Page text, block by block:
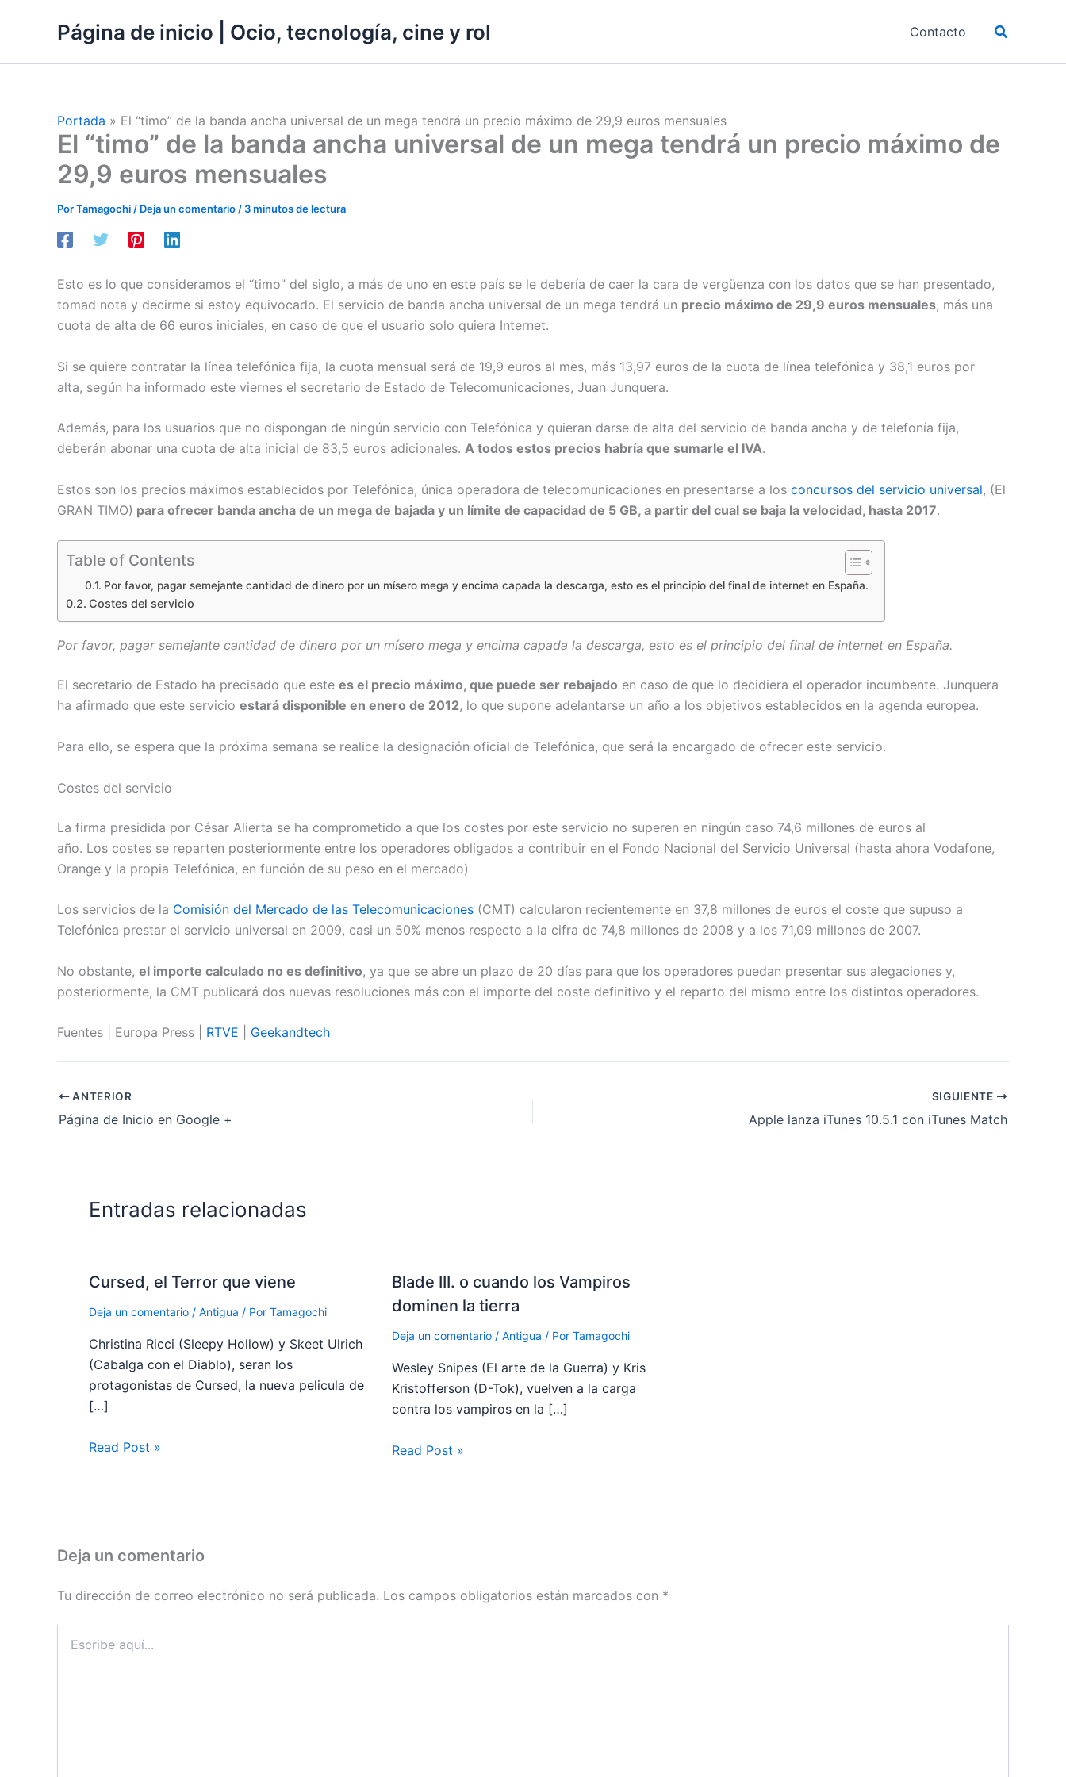
Página de inicio | Ocio, tecnología, cine y rol Contacto Buscar
Portada » El “timo” de la banda ancha universal de un mega tendrá un precio máximo de 29,9 euros mensuales
El “timo” de la banda ancha universal de un mega tendrá un precio máximo de
29,9 euros mensuales
PorTamagochi / Deja un comentario / 3 minutos de lectura
Esto es lo que consideramos el “timo” del siglo, a más de uno en este país se le debería de caer la cara de vergüenza con los datos que se han presentado,
tomad nota y decirme si estoy equivocado. El servicio de banda ancha universal de un mega tendrá un precio máximo de 29,9 euros mensuales, más una
cuota de alta de 66 euros iniciales, en caso de que el usuario solo quiera Internet.
Si se quiere contratar la línea telefónica fija, la cuota mensual será de 19,9 euros al mes, más 13,97 euros de la cuota de línea telefónica y 38,1 euros por
alta, según ha informado este viernes el secretario de Estado de Telecomunicaciones, Juan Junquera.
Además, para los usuarios que no dispongan de ningún servicio con Telefónica y quieran darse de alta del servicio de banda ancha y de telefonía fija,
deberán abonar una cuota de alta inicial de 83,5 euros adicionales. A todos estos precios habría que sumarle el IVA.
Estos son los precios máximos establecidos por Telefónica, única operadora de telecomunicaciones en presentarse a los concursos del servicio universal, (El
GRAN TIMO) para ofrecer banda ancha de un mega de bajada y un límite de capacidad de 5 GB, a partir del cual se baja la velocidad, hasta 2017.
Table of Contents
Por favor, pagar semejante cantidad de dinero por un mísero mega y encima capada la descarga, esto es el principio del final de internet en España.
Costes del servicio
Por favor, pagar semejante cantidad de dinero por un mísero mega y encima capada la descarga, esto es el principio del final de internet en España.
El secretario de Estado ha precisado que este es el precio máximo, que puede ser rebajado en caso de que lo decidiera el operador incumbente. Junquera
ha afirmado que este servicio estará disponible en enero de 2012, lo que supone adelantarse un año a los objetivos establecidos en la agenda europea.
Para ello, se espera que la próxima semana se realice la designación oficial de Telefónica, que será la encargado de ofrecer este servicio.
Costes del servicio
La firma presidida por César Alierta se ha comprometido a que los costes por este servicio no superen en ningún caso 74,6 millones de euros al
año. Los costes se reparten posteriormente entre los operadores obligados a contribuir en el Fondo Nacional del Servicio Universal (hasta ahora Vodafone,
Orange y la propia Telefónica, en función de su peso en el mercado)
Los servicios de la Comisión del Mercado de las Telecomunicaciones (CMT) calcularon recientemente en 37,8 millones de euros el coste que supuso a
Telefónica prestar el servicio universal en 2009, casi un 50% menos respecto a la cifra de 74,8 millones de 2008 y a los 71,09 millones de 2007.
No obstante, el importe calculado no es definitivo, ya que se abre un plazo de 20 días para que los operadores puedan presentar sus alegaciones y,
posteriormente, la CMT publicará dos nuevas resoluciones más con el importe del coste definitivo y el reparto del mismo entre los distintos operadores.
Fuentes | Europa Press | RTVE Geekandtech
ANTERIOR
Página de Inicio en Google +
SIGUIENTE
Apple lanza iTunes 10.5.1 con iTunes Match
Entradas relacionadas
Cursed, el Terror que viene
Deja un comentario / Antigua / Por Tamagochi
Christina Ricci (Sleepy Hollow) y Skeet Ulrich
(Cabalga con el Diablo), seran los
protagonistas de Cursed, la nueva pelicula de
[…]
Read Post »
Blade III. o cuando los Vampiros
dominen la tierra
Deja un comentario / Antigua / Por Tamagochi
Wesley Snipes (El arte de la Guerra) y Kris
Kristofferson (D-Tok), vuelven a la carga
contra los vampiros en la […]
Read Post »
Deja un comentario
Tu dirección de correo electrónico no será publicada. Los campos obligatorios están marcados con *
aquí...